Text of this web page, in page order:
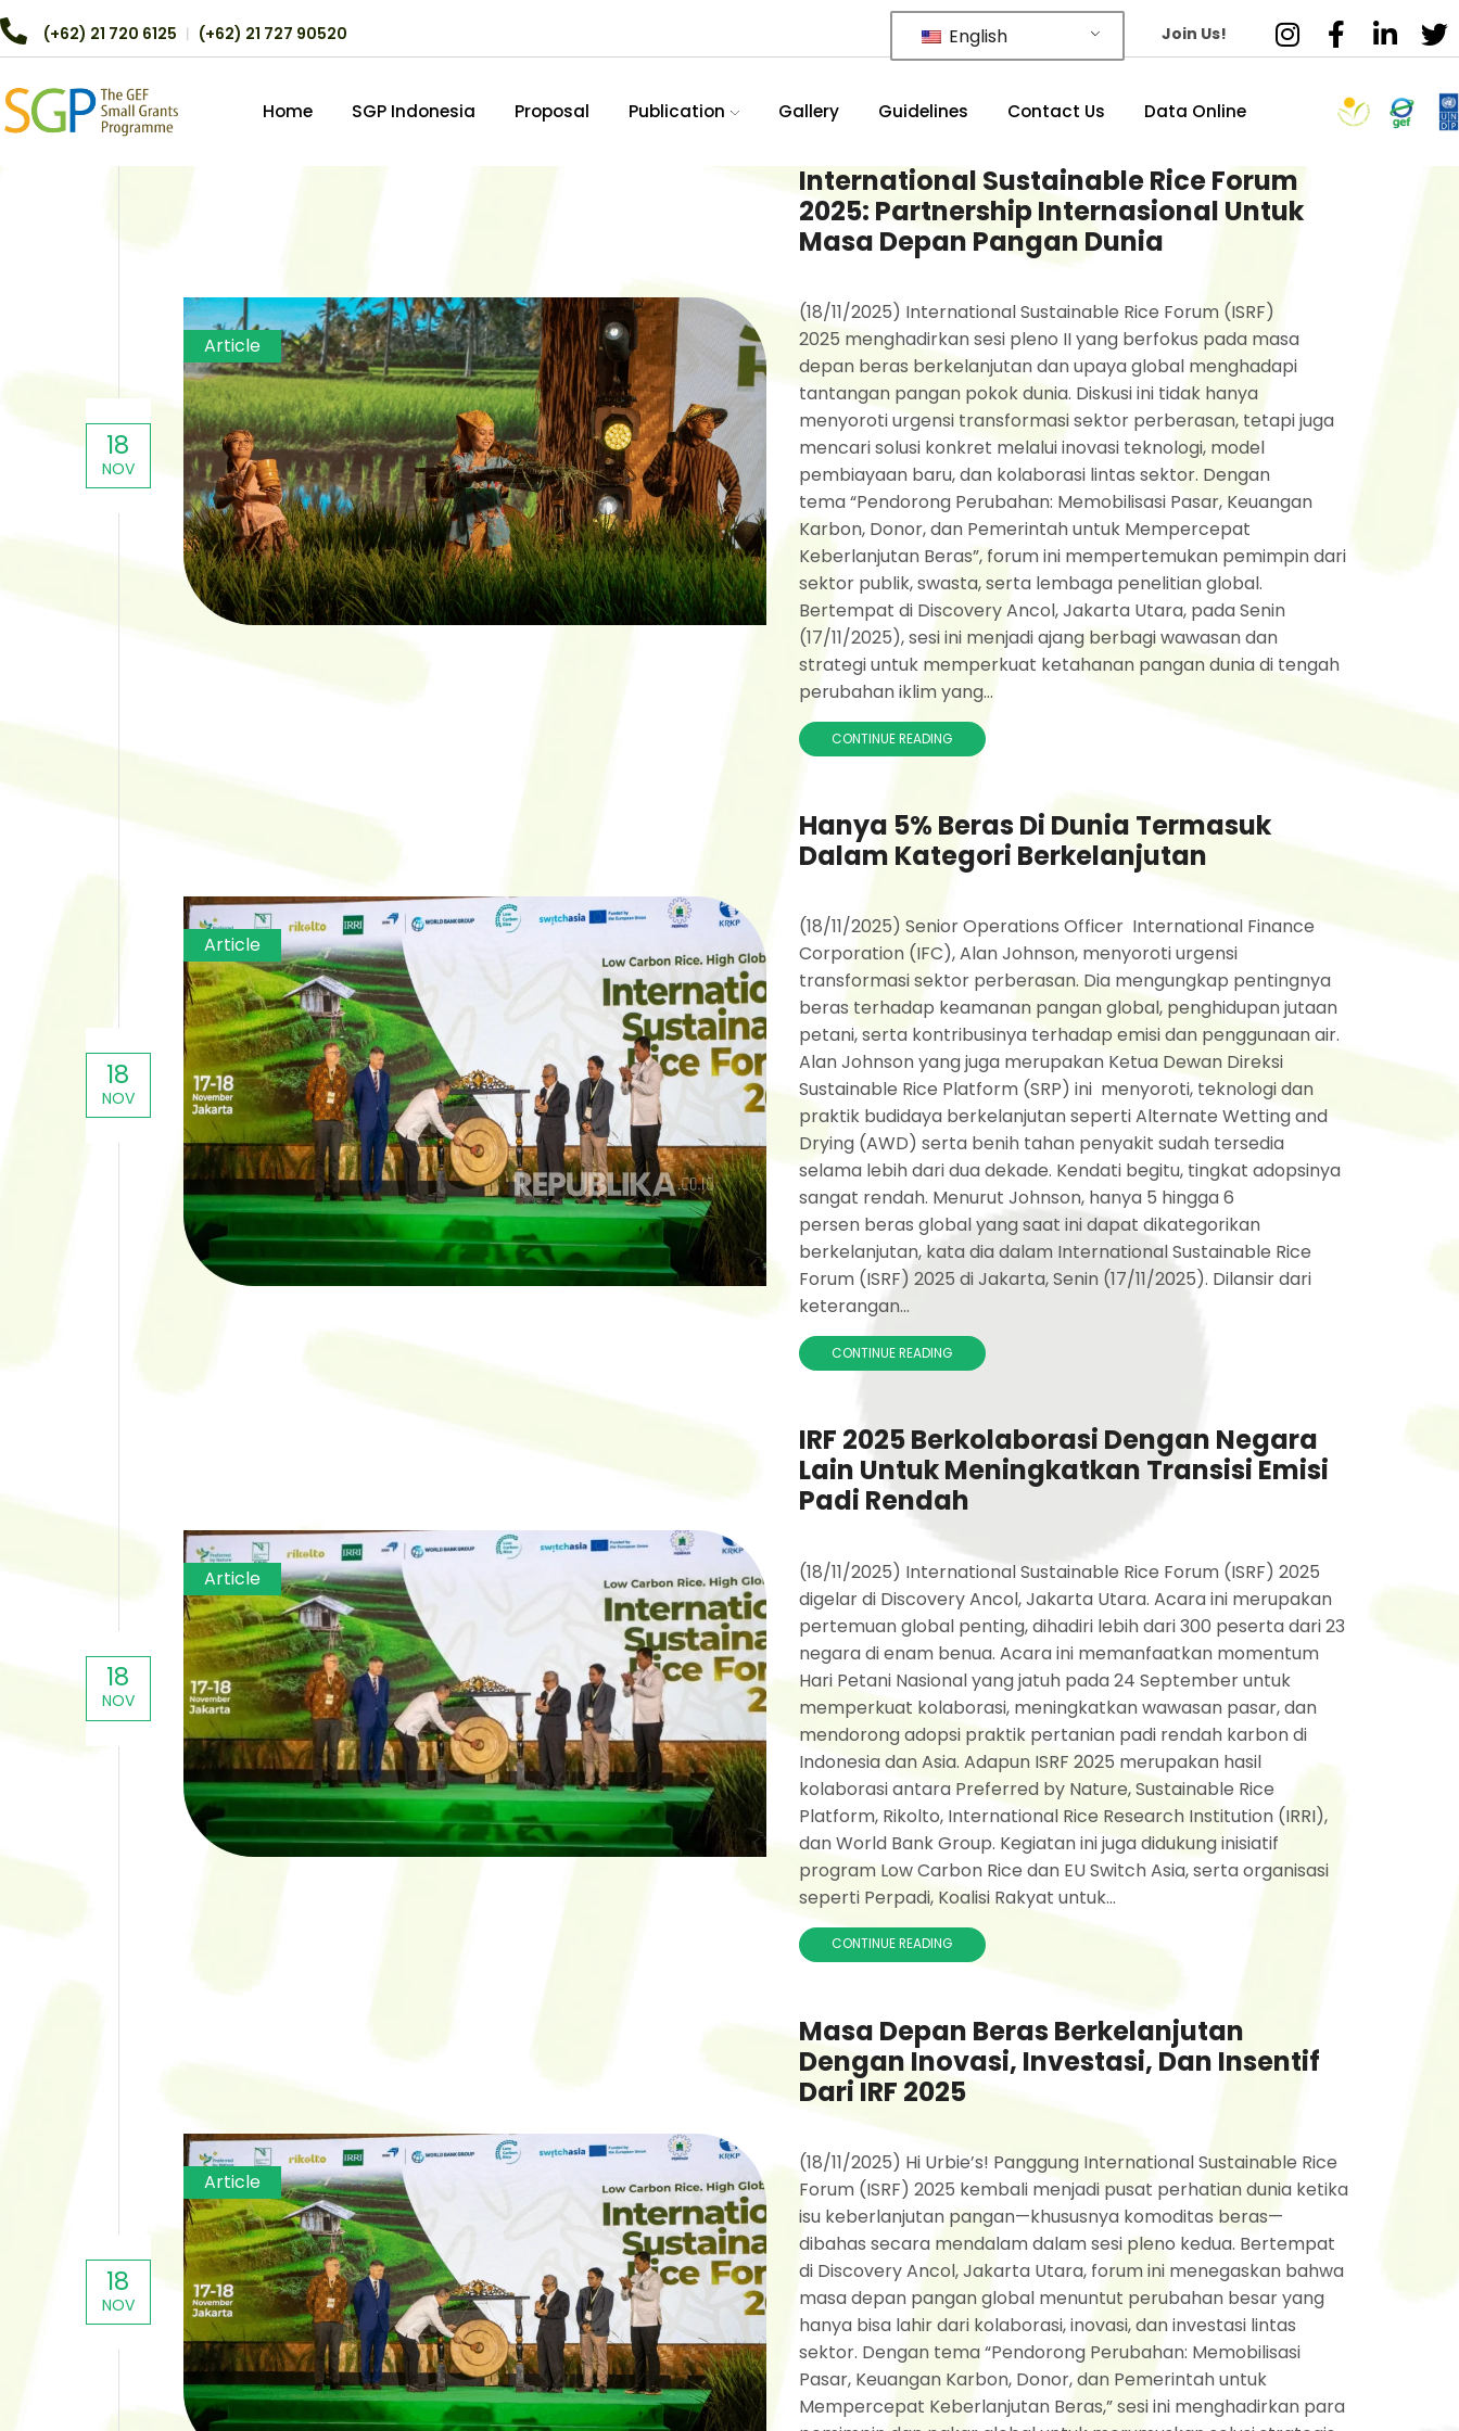
(+62) 21 720 6125 ︱ (+62) 21 727 90520 English Join Us!
Home SGP Indonesia Proposal Publication Gallery Guidelines Contact Us Data Online
Article
International Sustainable Rice Forum
2025: Partnership Internasional Untuk
Masa Depan Pangan Dunia
(18/11/2025) International Sustainable Rice Forum (ISRF)
2025 menghadirkan sesi pleno II yang berfokus pada masa
depan beras berkelanjutan dan upaya global menghadapi
tantangan pangan pokok dunia. Diskusi ini tidak hanya
menyoroti urgensi transformasi sektor perberasan, tetapi juga
mencari solusi konkret melalui inovasi teknologi, model
pembiayaan baru, dan kolaborasi lintas sektor. Dengan
tema “Pendorong Perubahan: Memobilisasi Pasar, Keuangan
Karbon, Donor, dan Pemerintah untuk Mempercepat
Keberlanjutan Beras”, forum ini mempertemukan pemimpin dari
sektor publik, swasta, serta lembaga penelitian global.
Bertempat di Discovery Ancol, Jakarta Utara, pada Senin
(17/11/2025), sesi ini menjadi ajang berbagi wawasan dan
strategi untuk memperkuat ketahanan pangan dunia di tengah
perubahan iklim yang...
CONTINUE READING
18
NOV
Article
Hanya 5% Beras Di Dunia Termasuk
Dalam Kategori Berkelanjutan
(18/11/2025) Senior Operations Officer International Finance
Corporation (IFC), Alan Johnson, menyoroti urgensi
transformasi sektor perberasan. Dia mengungkap pentingnya
beras terhadap keamanan pangan global, penghidupan jutaan
petani, serta kontribusinya terhadap emisi dan penggunaan air.
Alan Johnson yang juga merupakan Ketua Dewan Direksi
Sustainable Rice Platform (SRP) ini menyoroti, teknologi dan
praktik budidaya berkelanjutan seperti Alternate Wetting and
Drying (AWD) serta benih tahan penyakit sudah tersedia
selama lebih dari dua dekade. Kendati begitu, tingkat adopsinya
sangat rendah. Menurut Johnson, hanya 5 hingga 6
persen beras global yang saat ini dapat dikategorikan
berkelanjutan, kata dia dalam International Sustainable Rice
Forum (ISRF) 2025 di Jakarta, Senin (17/11/2025). Dilansir dari
keterangan...
CONTINUE READING
18
NOV
Article
IRF 2025 Berkolaborasi Dengan Negara
Lain Untuk Meningkatkan Transisi Emisi
Padi Rendah
(18/11/2025) International Sustainable Rice Forum (ISRF) 2025
digelar di Discovery Ancol, Jakarta Utara. Acara ini merupakan
pertemuan global penting, dihadiri lebih dari 300 peserta dari 23
negara di enam benua. Acara ini memanfaatkan momentum
Hari Petani Nasional yang jatuh pada 24 September untuk
memperkuat kolaborasi, meningkatkan wawasan pasar, dan
mendorong adopsi praktik pertanian padi rendah karbon di
Indonesia dan Asia. Adapun ISRF 2025 merupakan hasil
kolaborasi antara Preferred by Nature, Sustainable Rice
Platform, Rikolto, International Rice Research Institution (IRRI),
dan World Bank Group. Kegiatan ini juga didukung inisiatif
program Low Carbon Rice dan EU Switch Asia, serta organisasi
seperti Perpadi, Koalisi Rakyat untuk...
CONTINUE READING
18
NOV
Article
Masa Depan Beras Berkelanjutan
Dengan Inovasi, Investasi, Dan Insentif
Dari IRF 2025
(18/11/2025) Hi Urbie’s! Panggung International Sustainable Rice
Forum (ISRF) 2025 kembali menjadi pusat perhatian dunia ketika
isu keberlanjutan pangan—khususnya komoditas beras—
dibahas secara mendalam dalam sesi pleno kedua. Bertempat
di Discovery Ancol, Jakarta Utara, forum ini menegaskan bahwa
masa depan pangan global menuntut perubahan besar yang
hanya bisa lahir dari kolaborasi, inovasi, dan investasi lintas
sektor. Dengan tema “Pendorong Perubahan: Memobilisasi
Pasar, Keuangan Karbon, Donor, dan Pemerintah untuk
Mempercepat Keberlanjutan Beras,” sesi ini menghadirkan para
18
NOV